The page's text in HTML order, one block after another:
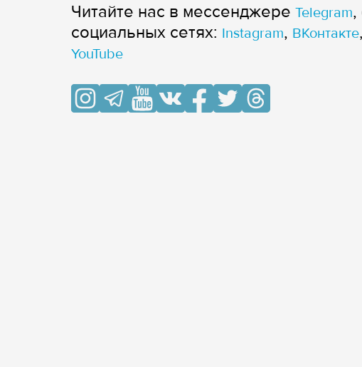
Читайте нас в мессенджере Telegram,
cоциальных сетях: Instagram, ВКонтакте,
YouTube